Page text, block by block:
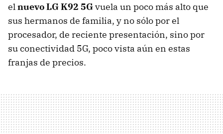
elnuevo LG K92 5Gvuela un poco más alto que
sus hermanos de familia, y no sólo por el
procesador, de reciente presentación, sino por
su conectividad 5G, poco vista aún en estas
franjas de precios.